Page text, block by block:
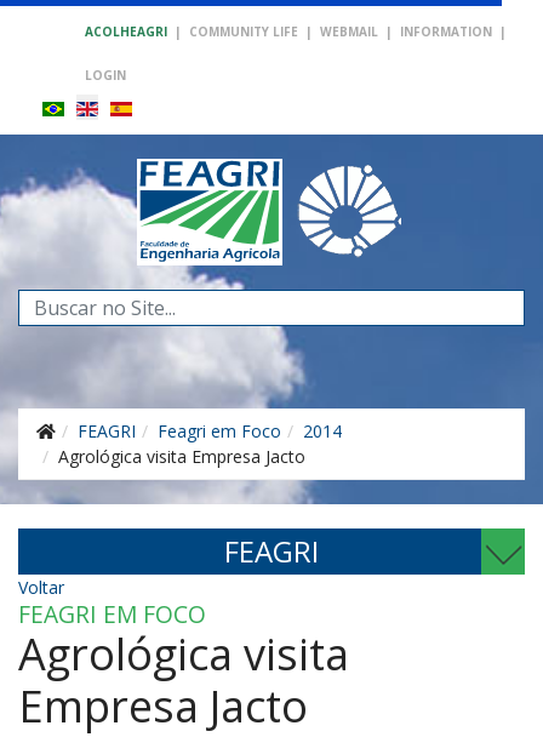
ACOLHEAGRI | COMMUNITY LIFE | WEBMAIL | INFORMATION |
LOGIN
Search
...
FEAGRI Feagri em Foco
2014
Agrológica visita Empresa Jacto
FEAGRI
Voltar
FEAGRI EM FOCO
Agrológica visita
Empresa Jacto